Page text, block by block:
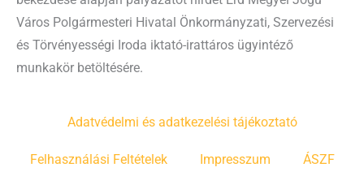
Város Polgármesteri Hivatal Önkormányzati, Szervezési
és Törvényességi Iroda iktató-irattáros ügyintéző
munkakör betöltésére.
Adatvédelmi és adatkezelési tájékoztató
Felhasználási Feltételek Impresszum ÁSZF